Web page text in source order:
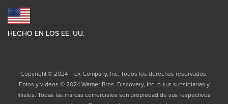
HECHO EN LOS EE. UU.
Copyright © 2024 Trex Company, Inc. Todos los derechos reservados.
Fotos y vídeos © 2024 Warner Bros. Discovery, Inc. o sus subsidiarias y
filiales. Todas las marcas comerciales son propiedad de sus respectivos